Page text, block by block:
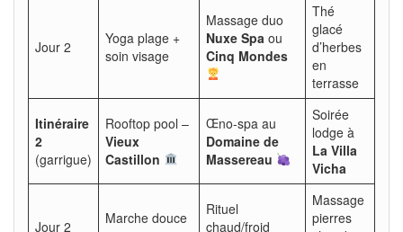
Jour 2
Yoga plage +
soin visage
Massage duo
Nuxe Spa ou
Cinq Mondes
Thé
glacé
d’herbes
en
terrasse
Itinéraire
2
(garrigue)
Rooftop pool –
Vieux
Castillon
Œno-spa au
Domaine de
Massereau
Soirée
lodge à
La Villa
Vicha
Jour 2
Marche douce
Rituel
chaud/froid
Massage
pierres